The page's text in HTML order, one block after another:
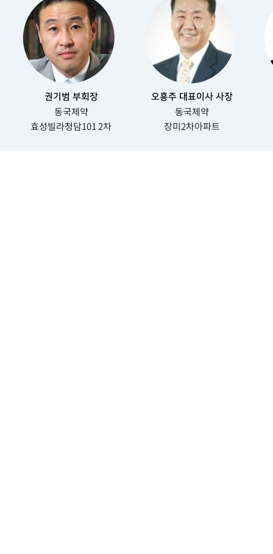
권기범 부회장
동국제약
효성빌라청담101 2차
오흥주 대표이사 사장
동국제약
장미2차아파트